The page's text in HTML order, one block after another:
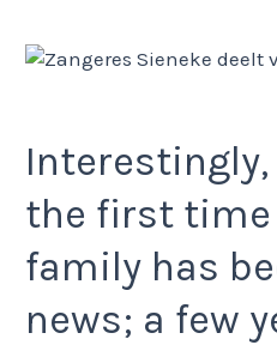
the first time
family has
news; a few